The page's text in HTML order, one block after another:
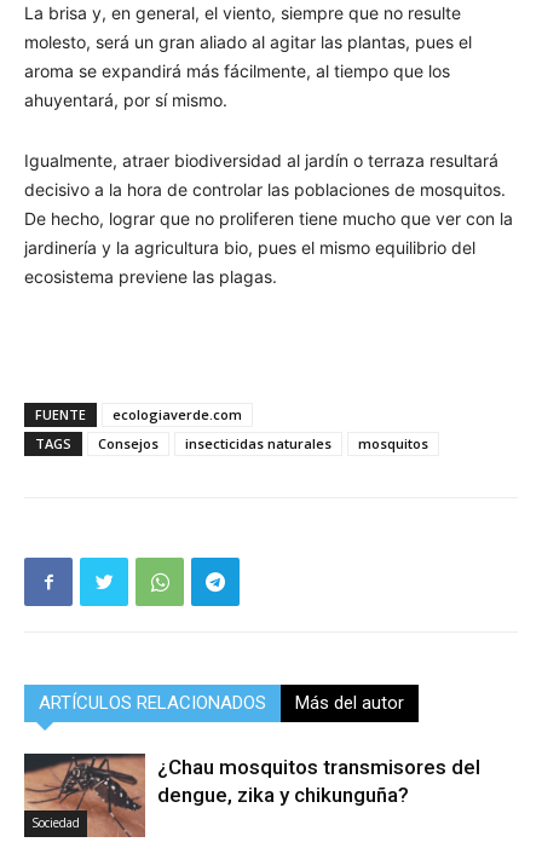
La brisa y, en general, el viento, siempre que no resulte
molesto, será un gran aliado al agitar las plantas, pues el
aroma se expandirá más fácilmente, al tiempo que los
ahuyentará, por sí mismo.
Igualmente, atraer biodiversidad al jardín o terraza resultará
decisivo a la hora de controlar las poblaciones de mosquitos.
De hecho, lograr que no proliferen tiene mucho que ver con la
jardinería y la agricultura bio, pues el mismo equilibrio del
ecosistema previene las plagas.
FUENTE
ecologiaverde.com
TAGS
Consejos insecticidas naturales mosquitos
ARTÍCULOS RELACIONADOS Más del autor
Sociedad
¿Chau mosquitos transmisores del
dengue, zika y chikunguña?